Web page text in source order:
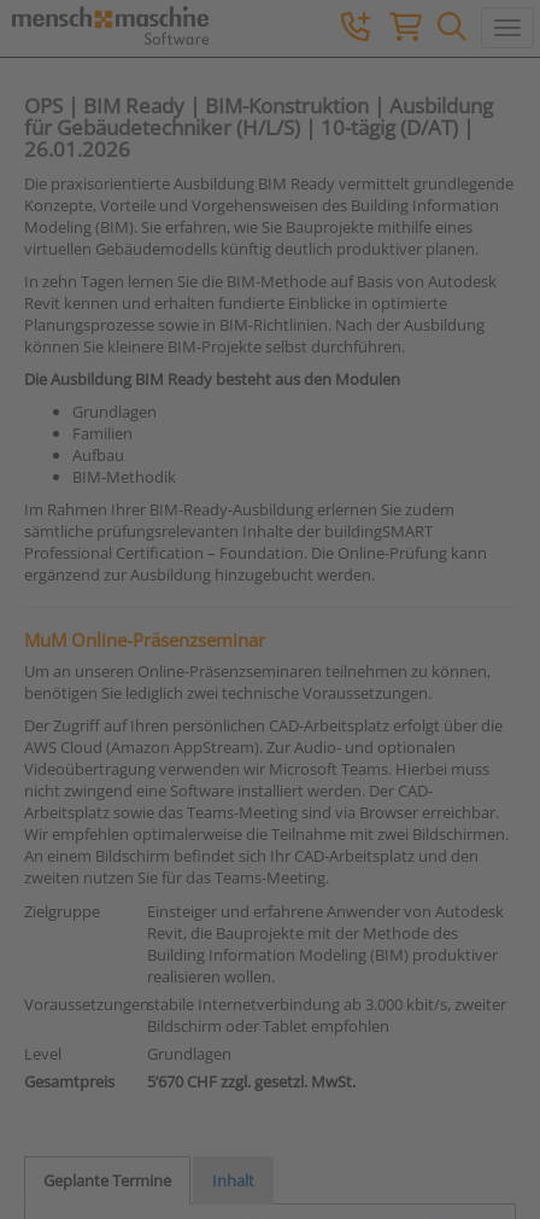
OPS | BIM Ready | BIM-Konstruktion | Ausbildung
für Gebäudetechniker (H/L/S) | 10-tägig (D/AT) |
26.01.2026
Die praxisorientierte Ausbildung BIM Ready vermittelt grundlegende
Konzepte, Vorteile und Vorgehensweisen des Building Information
Modeling (BIM). Sie erfahren, wie Sie Bauprojekte mithilfe eines
virtuellen Gebäudemodells künftig deutlich produktiver planen.
In zehn Tagen lernen Sie die BIM-Methode auf Basis von Autodesk
Revit kennen und erhalten fundierte Einblicke in optimierte
Planungsprozesse sowie in BIM-Richtlinien. Nach der Ausbildung
können Sie kleinere BIM-Projekte selbst durchführen.
Die Ausbildung BIM Ready besteht aus den Modulen
Grundlagen
Familien
Aufbau
BIM-Methodik
Im Rahmen Ihrer BIM-Ready-Ausbildung erlernen Sie zudem
sämtliche prüfungsrelevanten Inhalte der buildingSMART
Professional Certification – Foundation. Die Online-Prüfung kann
ergänzend zur Ausbildung hinzugebucht werden.
MuM Online-Präsenzseminar
Um an unseren Online-Präsenzseminaren teilnehmen zu können,
benötigen Sie lediglich zwei technische Voraussetzungen.
Der Zugriff auf Ihren persönlichen CAD-Arbeitsplatz erfolgt über die
AWS Cloud (Amazon AppStream). Zur Audio- und optionalen
Videoübertragung verwenden wir Microsoft Teams. Hierbei muss
nicht zwingend eine Software installiert werden. Der CAD-
Arbeitsplatz sowie das Teams-Meeting sind via Browser erreichbar.
Wir empfehlen optimalerweise die Teilnahme mit zwei Bildschirmen.
An einem Bildschirm befindet sich Ihr CAD-Arbeitsplatz und den
zweiten nutzen Sie für das Teams-Meeting.
Zielgruppe
Einsteiger und erfahrene Anwender von Autodesk
Revit, die Bauprojekte mit der Methode des
Building Information Modeling (BIM) produktiver
realisieren wollen.
Voraussetzungenstabile Internetverbindung ab 3.000 kbit/s, zweiter
Bildschirm oder Tablet empfohlen
Level
Grundlagen
Gesamtpreis
5’670 CHF zzgl. gesetzl. MwSt.
Geplante Termine Inhalt